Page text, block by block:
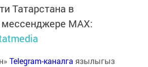
Татарстана в
MАХ:
Telegram-каналга язылыгыз